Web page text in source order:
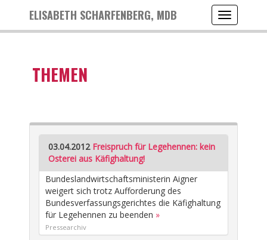
Toggle
navigation
ELISABETH SCHARFENBERG, MDB
THEMEN
03.04.2012 Freispruch für Legehennen: kein
Osterei aus Käfighaltung!
Bundeslandwirtschaftsministerin Aigner
weigert sich trotz Aufforderung des
Bundesverfassungsgerichtes die Käfighaltung
für Legehennen zu beenden »
Pressearchiv